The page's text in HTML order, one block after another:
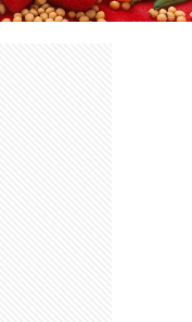
に